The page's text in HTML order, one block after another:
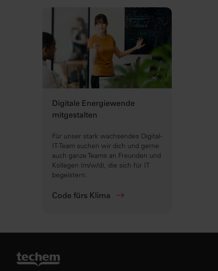
Digitale Energiewende
mitgestalten
Für unser stark wachsendes Digital-
IT-Team suchen wir dich und gerne
auch ganze Teams an Freunden und
Kollegen (m/w/d), die sich für IT
begeistern.
Code fürs Klima